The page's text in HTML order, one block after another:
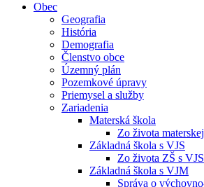
Obec
Geografia
História
Demografia
Členstvo obce
Územný plán
Pozemkové úpravy
Priemysel a služby
Zariadenia
Materská škola
Zo života
Základná škola s VJS
Zo života ZŠ s VJS
Základná škola s VJM
Správa o